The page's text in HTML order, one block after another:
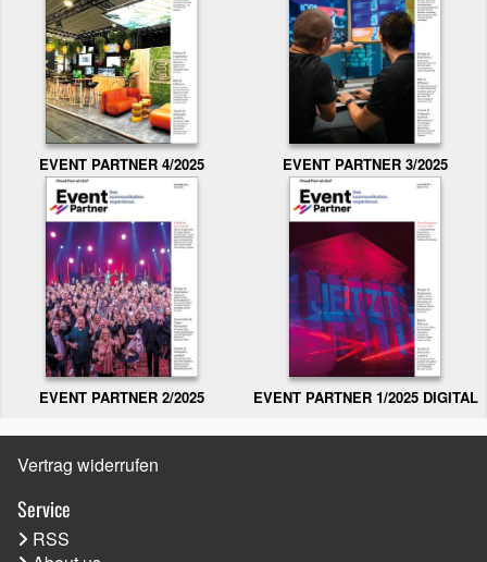
EVENT PARTNER 4/2025 EVENT PARTNER 3/2025
EVENT PARTNER 2/2025 EVENT PARTNER 1/2025 DIGITAL
Vertrag widerrufen
Service
RSS